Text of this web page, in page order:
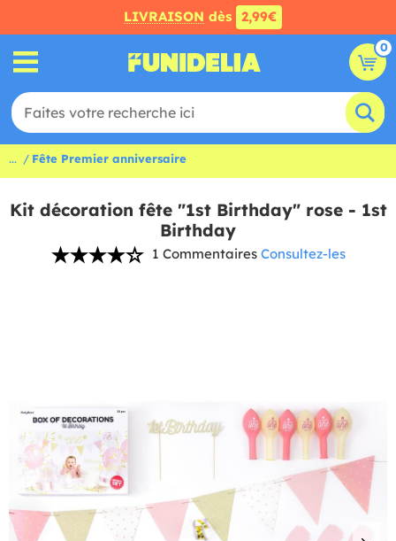
LIVRAISON dès 2,99€
0
... Fête Premier anniversaire
Kit décoration fête "1st Birthday" rose - 1st
Birthday
1 Commentaires Consultez-les